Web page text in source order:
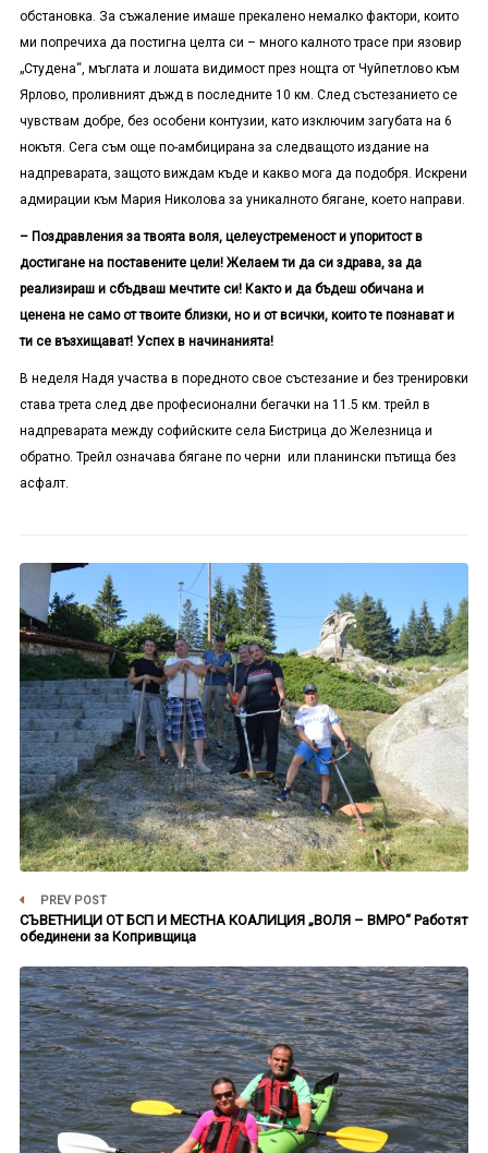
обстановка. За съжаление имаше прекалено немалко фактори, които
ми попречиха да постигна целта си – много калното трасе при язовир
„Студена“, мъглата и лошата видимост през нощта от Чуйпетлово към
Ярлово, проливният дъжд в последните 10 км. След състезанието се
чувствам добре, без особени контузии, като изключим загубата на 6
нокътя. Сега съм още по-амбицирана за следващото издание на
надпреварата, защото виждам къде и какво мога да подобря. Искрени
адмирации към Мария Николова за уникалното бягане, което направи.
– Поздравления за твоята воля, целеустременост и упоритост в
достигане на поставените цели! Желаем ти да си здрава, за да
реализираш и сбъдваш мечтите си! Както и да бъдеш обичана и
ценена не само от твоите близки, но и от всички, които те познават и
ти се възхищават! Успех в начинанията!
В неделя Надя участва в поредното свое състезание и без тренировки
става трета след две професионални бегачки на 11.5 км. трейл в
надпреварата между софийските села Бистрица до Железница и
обратно. Трейл означава бягане по черни или планински пътища без
асфалт.
PREV POST
СЪВЕТНИЦИ ОТ БСП И МЕСТНА КОАЛИЦИЯ „ВОЛЯ – ВМРО“ Работят
обединени за Копривщица